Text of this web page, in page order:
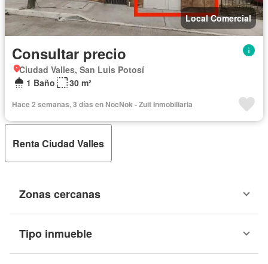
Local Comercial
Consultar precio
Ciudad Valles, San Luis Potosí
1 Baño
30 m²
Hace 2 semanas, 3 días en NocNok - Zuit Inmobiliaria
Renta Ciudad Valles
Zonas cercanas
Tipo inmueble